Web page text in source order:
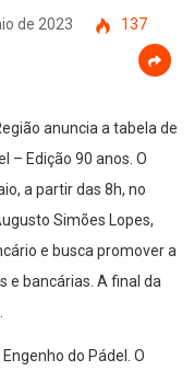
de 2023
137
anuncia a tabela de
– Edição 90 anos. O
a partir das 8h, no
Simões Lopes,
e busca promover a
e bancárias. A final da
do Pádel. O